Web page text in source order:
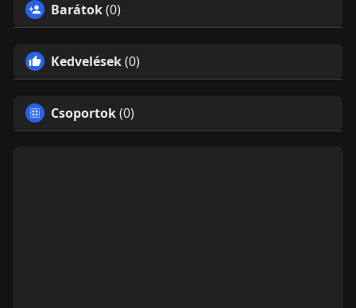
Barátok(0)
Kedvelések(0)
Csoportok(0)